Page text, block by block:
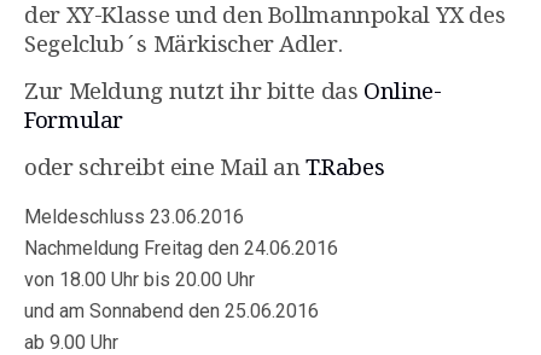
der XY-Klasse und den Bollmannpokal YX des
Segelclub´s Märkischer Adler.
Zur Meldung nutzt ihr bitte das Online-
Formular
oder schreibt eine Mail an T.Rabes
Meldeschluss 23.06.2016
Nachmeldung Freitag den 24.06.2016
von 18.00 Uhr bis 20.00 Uhr
und am Sonnabend den 25.06.2016
ab 9.00 Uhr